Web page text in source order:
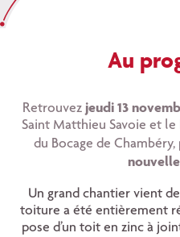
Au
Retrouvez jeudi 13
Saint Matthieu Savoie et le
du Bocage de Chambéry,
Un grand chantier vient
toiture a été entièrement
pose d’un toit en zinc à